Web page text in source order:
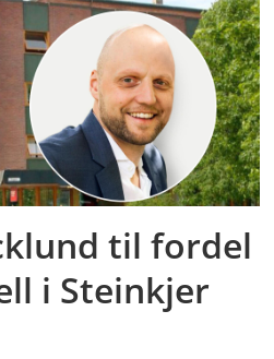
til fordel
i Steinkjer